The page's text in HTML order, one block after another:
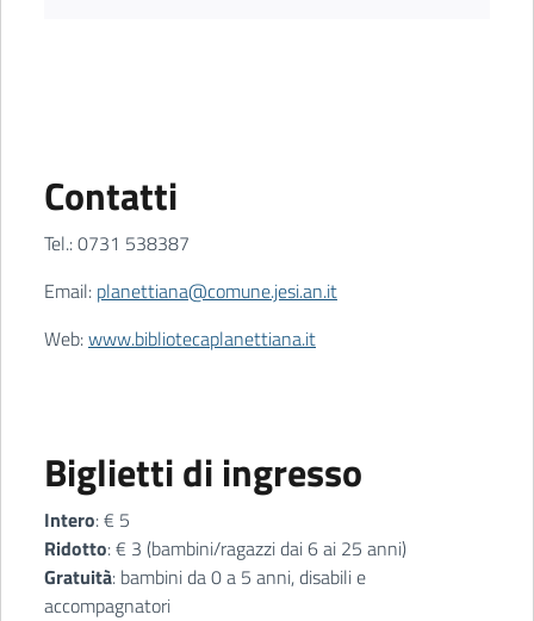
Contatti
Tel.: 0731 538387
Email: planettiana@comune.jesi.an.it
Web:www.bibliotecaplanettiana.it
Biglietti di ingresso
Intero: € 5
Ridotto: € 3 (bambini/ragazzi dai 6 ai 25 anni)
Gratuità: bambini da 0 a 5 anni, disabili e
accompagnatori